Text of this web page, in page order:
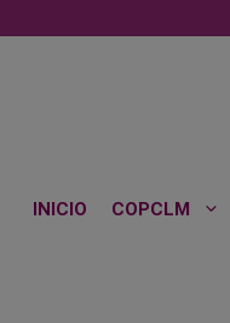
al
INICIO COPCLM